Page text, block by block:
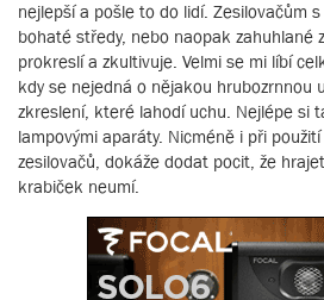
nejlepší a pošle to do lidí. Zesilovačům
bohaté středy, nebo naopak zahuhlané
prokreslí a zkultivuje. Velmi se mi líbí
kdy se nejedná o nějakou hrubozrnnou
zkreslení, které lahodí uchu. Nejlépe si
lampovými aparáty. Nicméně i při
zesilovačů, dokáže dodat pocit, že
krabiček neumí.